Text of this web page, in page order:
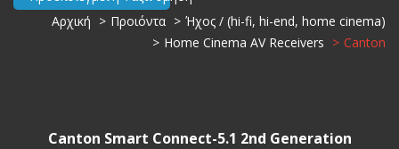
Αρχική
Προιόντα
Ήχος / (hi-fi, hi-end, home cinema)
Home Cinema AV Receivers
Canton
Canton Smart Connect-5.1 2nd Generation